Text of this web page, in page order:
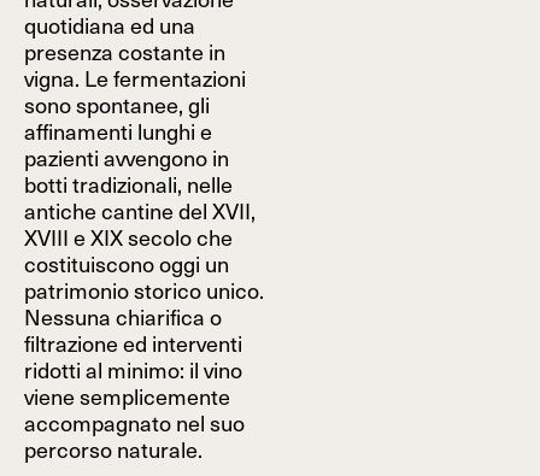
quotidiana ed una
presenza costante in
vigna. Le fermentazioni
sono spontanee, gli
affinamenti lunghi e
pazienti avvengono in
botti tradizionali, nelle
antiche cantine del XVII,
XVIII e XIX secolo che
costituiscono oggi un
patrimonio storico unico.
Nessuna chiarifica o
filtrazione ed interventi
ridotti al minimo: il vino
viene semplicemente
accompagnato nel suo
percorso naturale.